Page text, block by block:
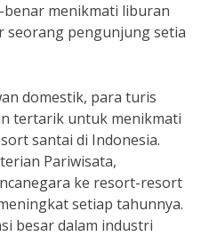
menikmati liburan
seorang pengunjung setia
domestik, para turis
tertarik untuk menikmati
santai di Indonesia.
Pariwisata,
ke resort-resort
setiap tahunnya.
besar dalam industri